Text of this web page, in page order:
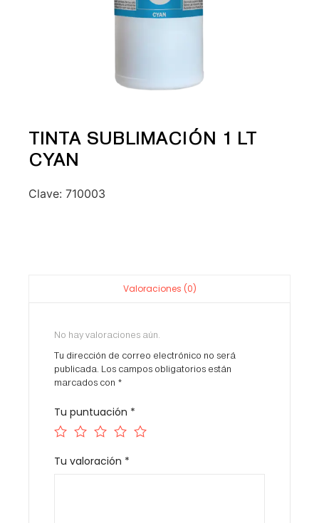
TINTA SUBLIMACIÓN 1 LT
CYAN
Clave: 710003
Valoraciones (0)
No hay valoraciones aún.
Tu dirección de correo electrónico no será
publicada. Los campos obligatorios están
marcados con *
Tu puntuación *
Tu valoración *